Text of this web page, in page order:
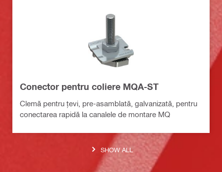
Conector pentru coliere MQA-ST
Clemă pentru țevi, pre-asamblată, galvanizată, pentru
conectarea rapidă la canalele de montare MQ
SHOW ALL